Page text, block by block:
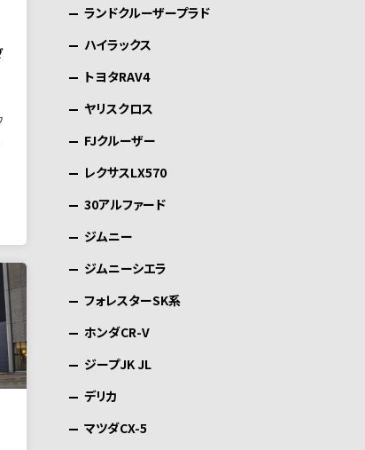
ランドクルーザープラド
ハイラックス
トヨタRAV4
ヤリスクロス
FJクルーザー
レクサスLX570
30アルファード
ジムニー
ジムニーシエラ
フォレスターSK系
ホンダCR-V
ジープJK JL
デリカ
マツダCX-5